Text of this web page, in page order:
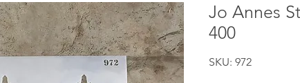
Jo Annes
400
SKU: 972